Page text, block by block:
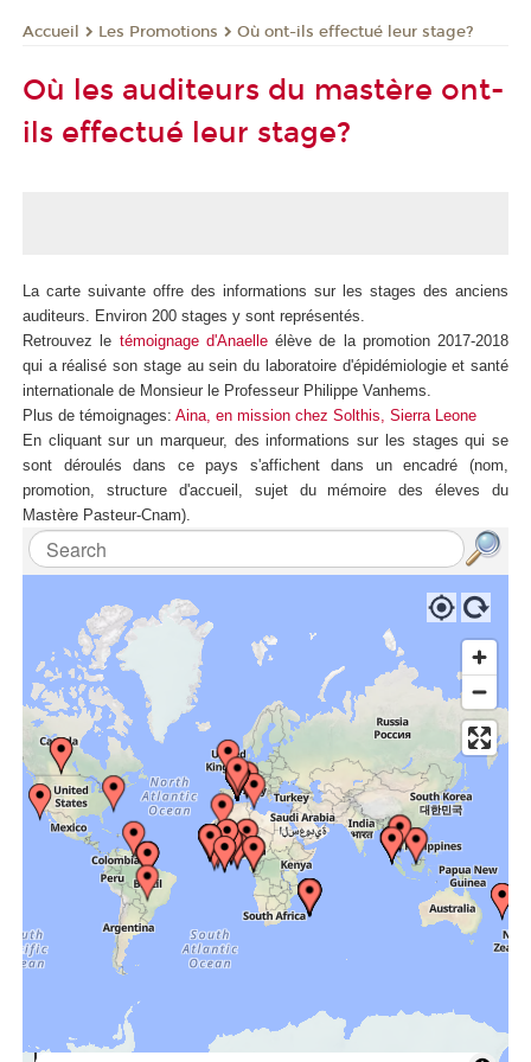
Accueil Les Promotions Où ont-ils effectué leur stage?
Où les auditeurs du mastère ont-
ils effectué leur stage?
La carte suivante offre des informations sur les stages des anciens
auditeurs. Environ 200 stages y sont représentés.
Retrouvez le témoignage d'Anaelleélève de la promotion 2017-2018
qui a réalisé son stage au sein du laboratoire d'épidémiologie et santé
internationale de Monsieur le Professeur Philippe Vanhems.
Plus de témoignages: Aina, en mission chez Solthis, Sierra Leone
En cliquant sur un marqueur, des informations sur les stages qui se
sont déroulés dans ce pays s'affichent dans un encadré (nom,
promotion, structure d'accueil, sujet du mémoire des éleves du
Mastère Pasteur-Cnam).